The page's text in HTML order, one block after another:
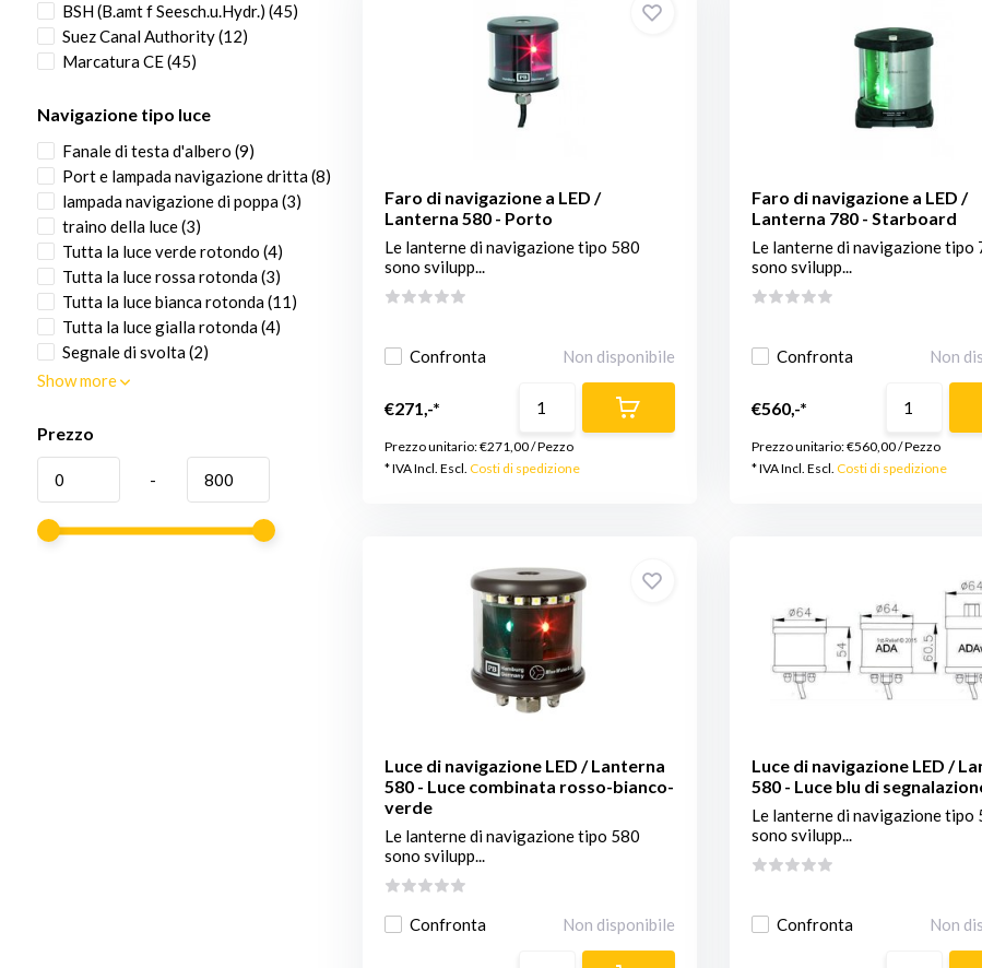
BSH (B.amt f Seesch.u.Hydr.) (45)
Suez Canal Authority(12)
Marcatura CE(45)
Navigazione tipo luce
Fanale di testa d'albero (9)
Port e lampada navigazione dritta(8)
lampada navigazione di poppa(3)
traino della luce(3)
Tutta la luce verde rotondo (4)
Tutta la luce rossa rotonda(3)
Tutta la luce bianca rotonda(11)
Tutta la luce gialla rotonda(4)
Segnale di svolta(2)
Show more
Prezzo
-
Faro di navigazione a LED /
Lanterna 580 - Porto
Le lanterne di navigazione tipo 580
sono svilupp...
Confronta Non disponibile
€271,-*
Prezzo unitario:€271,00/Pezzo
* IVA Incl. Escl. Costi di spedizione
Faro di navigazione a LED /
Lanterna 780 - Starboard
Le lanterne di navigazione tipo
sono svilupp...
Confronta Non
€560,-*
Prezzo unitario:€560,00/Pezzo
* IVA Incl. Escl. Costi di spedizione
Luce di navigazione LED / Lanterna
580 - Luce combinata rosso-bianco-
verde
Le lanterne di navigazione tipo 580
sono svilupp...
Confronta Non disponibile
Luce di navigazione LED /
580 - Luce blu di
Le lanterne di navigazione tipo
sono svilupp...
Confronta Non